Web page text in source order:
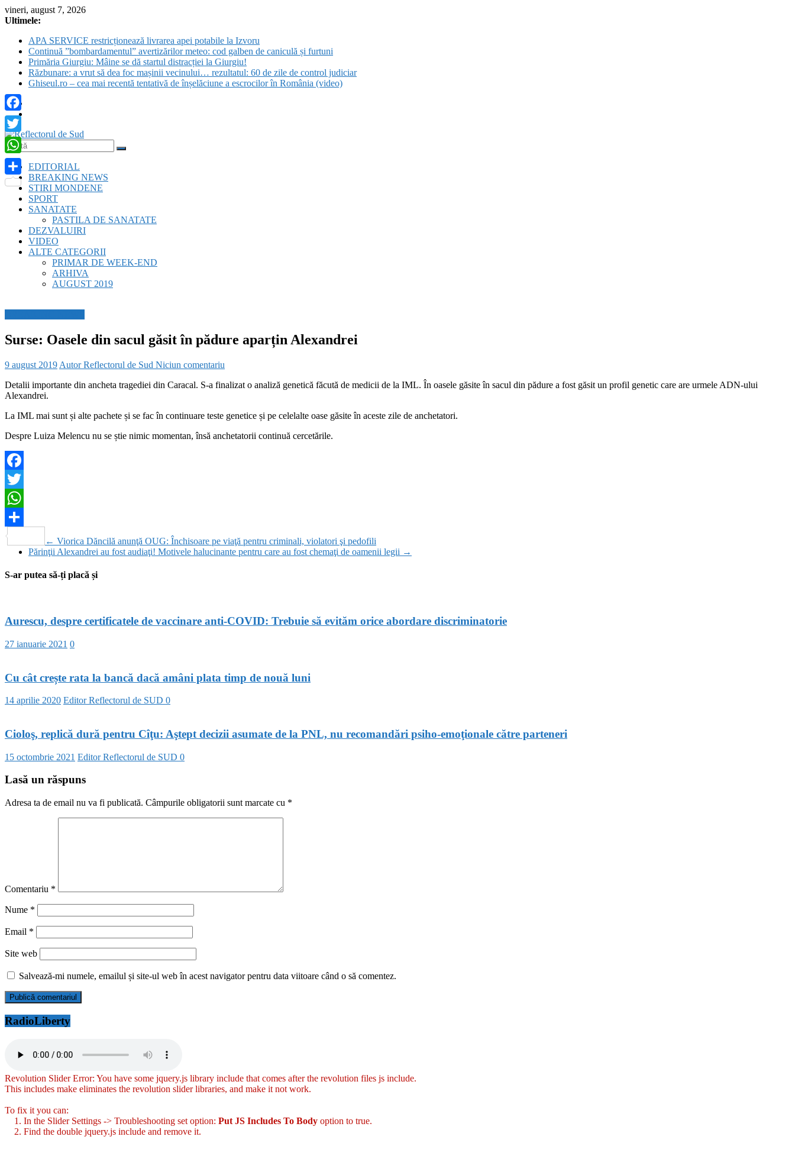
Skip
to
vineri, august 7, 2026
Ultimele:
APA SERVICE restricționează livrarea apei potabile la Izvoru
Continuă ”bombardamentul” avertizărilor meteo: cod galben de caniculă și furtuni
Primăria Giurgiu: Mâine se dă startul distracției la Giurgiu!
Răzbunare: a vrut să dea foc mașinii vecinului… rezultatul: 60 de zile de control judiciar
Ghiseul.ro – cea mai recentă tentativă de înșelăciune a escrocilor în România (video)
Reflectorul
de
Sud
EDITORIAL
BREAKING NEWS
STIRI MONDENE
SPORT
SANATATE
PASTILA DE SANATATE
DEZVALUIRI
VIDEO
ALTE CATEGORII
PRIMAR DE WEEK-END
ARHIVA
AUGUST 2019
Surse: Oasele din sacul găsit în pădure aparțin Alexandrei
9 august 2019 Autor Reflectorul de Sud Niciun comentariu
Detalii importante din ancheta tragediei din Caracal. S-a finalizat o analiză genetică făcută de medicii de la IML. În oasele găsite în sacul din pădure a fost găsit un profil genetic care are urmele ADN-ului
Alexandrei.
La IML mai sunt și alte pachete și se fac în continuare teste genetice și pe celelalte oase găsite în aceste zile de anchetatori.
Despre Luiza Melencu nu se știe nimic momentan, însă anchetatorii continuă cercetările.
Facebook
Twitter
WhatsApp
Partajează
← Viorica Dăncilă anunţă OUG: Închisoare pe viaţă pentru criminali, violatori şi pedofili
Părinţii Alexandrei au fost audiaţi! Motivele halucinante pentru care au fost chemaţi de oamenii legii →
S-ar putea să-ți placă și
Aurescu, despre certificatele de vaccinare anti-COVID: Trebuie să evităm orice abordare discriminatorie
27 ianuarie 2021 0
Cu cât crește rata la bancă dacă amâni plata timp de nouă luni
14 aprilie 2020 Editor Reflectorul de SUD 0
Cioloş, replică dură pentru Cîţu: Aştept decizii asumate de la PNL, nu recomandări psiho-emoţionale către parteneri
15 octombrie 2021 Editor Reflectorul de SUD 0
Lasă un răspuns
Adresa ta de email nu va fi publicată. Câmpurile obligatorii sunt marcate cu *
Comentariu *
Nume *
Email *
Site web
Salvează-mi numele, emailul și site-ul web în acest navigator pentru data viitoare când o să comentez.
RadioLiberty
Revolution Slider Error: You have some jquery.js library include that comes after the revolution files js include.
This includes make eliminates the revolution slider libraries, and make it not work.
To fix it you can:
1. In the Slider Settings -> Troubleshooting set option: Put JS Includes To Body option to true.
2. Find the double jquery.js include and remove it.
Facebook
Twitter
WhatsApp
Partajează